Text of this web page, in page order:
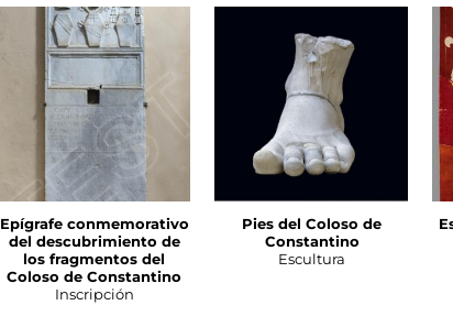
Epígrafe conmemorativo
del descubrimiento de
los fragmentos del
Coloso de Constantino
Inscripción
Pies del Coloso de
Constantino
Escultura